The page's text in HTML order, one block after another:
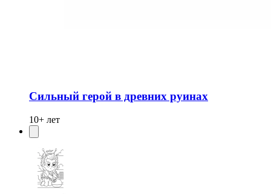
Сильный герой в древних руинах
10+ лет